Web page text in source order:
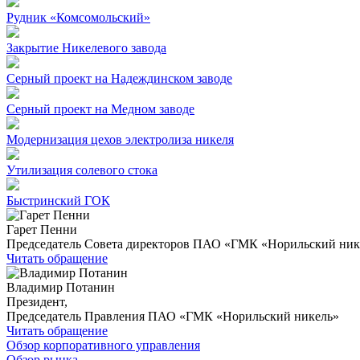
Рудник «Комсомольский»
Закрытие Никелевого завода
Серный проект на Надеждинском заводе
Серный проект на Медном заводе
Модернизация цехов электролиза никеля
Утилизация солевого стока
Быстринский ГОК
Гарет Пенни
Председатель Совета директоров ПАО «ГМК «Норильский
Читать обращение
Владимир Потанин
Президент,
Председатель Правления ПАО «ГМК «Норильский никель»
Читать обращение
Обзор корпоративного управления